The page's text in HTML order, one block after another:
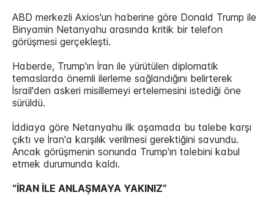
ABD merkezli Axios'un haberine göre Donald Trump ile
Binyamin Netanyahu arasında kritik bir telefon
görüşmesi gerçekleşti.
Haberde, Trump'ın İran ile yürütülen diplomatik
temaslarda önemli ilerleme sağlandığını belirterek
İsrail'den askeri misillemeyi ertelemesini istediği öne
sürüldü.
İddiaya göre Netanyahu ilk aşamada bu talebe karşı
çıktı ve İran'a karşılık verilmesi gerektiğini savundu.
Ancak görüşmenin sonunda Trump'ın talebini kabul
etmek durumunda kaldı.
“İRAN İLE ANLAŞMAYA YAKINIZ”